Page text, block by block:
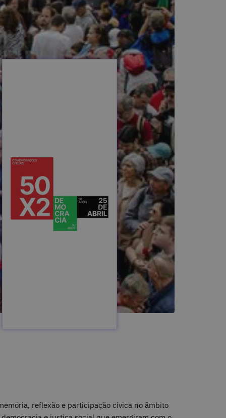
reflexão e participação cívica no âmbito